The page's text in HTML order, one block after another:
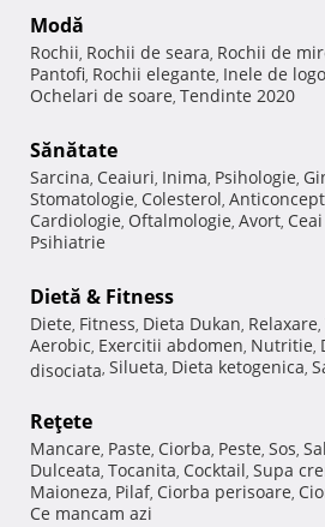
Modă
Rochii, Rochii de seara, Rochii de
Pantofi, Rochii elegante, Inele de
Ochelari de soare, Tendinte 2020
Sănătate
Sarcina, Ceaiuri, Inima, Psihologie,
Stomatologie, Colesterol,
Cardiologie, Oftalmologie, Avort,
Psihiatrie
Dietă & Fitness
Diete, Fitness, Dieta Dukan, Relaxare,
Aerobic, Exercitii abdomen, Nutritie,
disociata, Silueta, Dieta ketogenica,
Reţete
Mancare, Paste, Ciorba, Peste, Sos,
Dulceata, Tocanita, Cocktail, Supa
Maioneza, Pilaf, Ciorba perisoare,
Ce mancam azi